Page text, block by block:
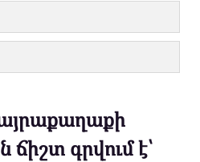
ճիշտ գրվում է՝